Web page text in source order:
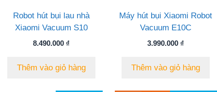
Robot hút bụi lau nhà
Xiaomi Vacuum S10
8.490.000 ₫
Thêm vào giỏ hàng
Máy hút bụi Xiaomi Robot
Vacuum E10C
3.990.000 ₫
Thêm vào giỏ hàng